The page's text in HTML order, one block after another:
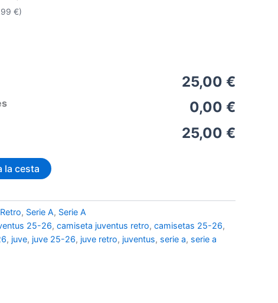
€)
25,00 €
0,00 €
25,00 €
la cesta
Retro, Serie A, Serie A
25-26, camiseta juventus retro, camisetas 25-26,
, juve, juve 25-26, juve retro, juventus, serie a, serie a